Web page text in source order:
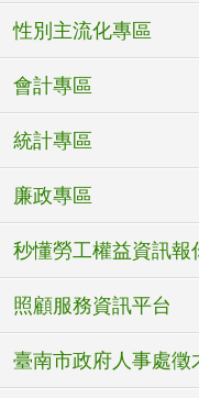
性別主流化專區
會計專區
統計專區
廉政專區
秒懂勞工權益資訊報
照顧服務資訊平台
臺南市政府人事處徵